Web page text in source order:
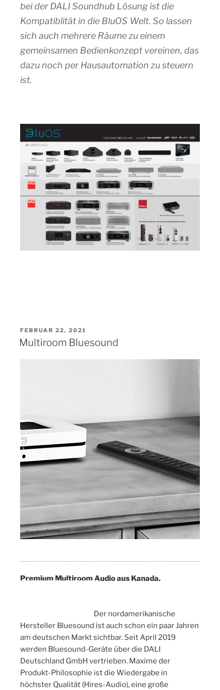
bei der DALI Soundhub Lösung ist die
Kompatiblität in die BluOS Welt. So lassen
sich auch mehrere Räume zu einem
gemeinsamen Bedienkonzept vereinen, das
dazu noch per Hausautomation zu steuern
ist.
VERÖFFENTLICHT
AM
FEBRUAR 22, 2021
Multiroom Bluesound
Premium Multiroom Audio aus Kanada.
Der nordamerikanische
Hersteller Bluesound ist auch schon ein paar Jahren
am deutschen Markt sichtbar. Seit April 2019
werden Bluesound-Geräte über die DALI
Deutschland GmbH vertrieben. Maxime der
Produkt-Philosophie ist die Wiedergabe in
höchster Qualität (Hires-Audio), eine große